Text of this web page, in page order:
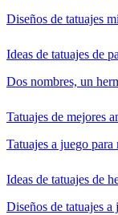
Diseños de tatuajes
Ideas de tatuajes de
Dos nombres, un
Tatuajes de mejores
Tatuajes a juego para
Ideas de tatuajes de
Diseños de tatuajes a